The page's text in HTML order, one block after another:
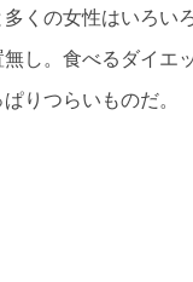
くの女性はいろい
し。食べるダイエ
りつらいものだ。